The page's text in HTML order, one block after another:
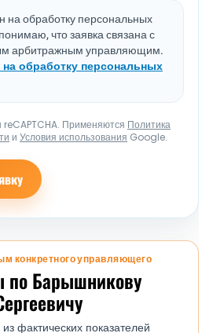
на обработку персональных
что заявка связана с
арбитражным управляющим.
на обработку персональных
Применяются Политика
и Условия использования Google.
конкретного управляющего
по Барышникову
фактических показателей